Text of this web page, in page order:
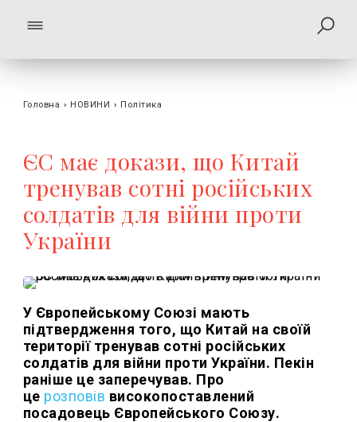
Головна › НОВИНИ › Політика
ЄС має докази, що Китай
тренував сотні російських
солдатів для війни проти
України
У Європейському Союзі мають
підтвердження того, що Китай на своїй
території тренував сотні російських
солдатів для війни проти України. Пекін
раніше це заперечував. Про
це розповів високопоставлений
посадовець Європейського Союзу.